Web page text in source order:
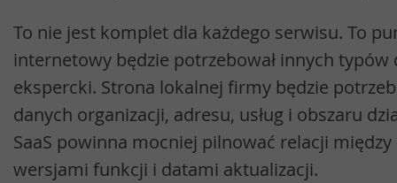
To nie jest komplet dla każdego serwisu. To
internetowy będzie potrzebował innych typów
ekspercki. Strona lokalnej firmy będzie
danych organizacji, adresu, usług i obszaru
SaaS powinna mocniej pilnować relacji
wersjami funkcji i datami aktualizacji.